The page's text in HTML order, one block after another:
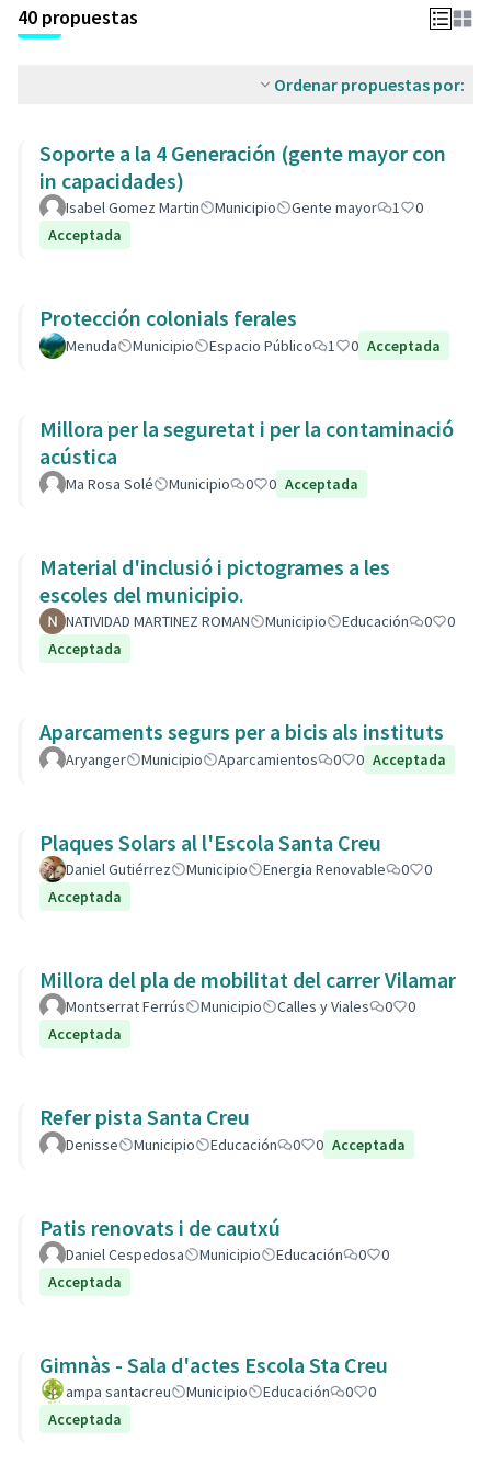
40 propuestas
Ordenar propuestas por:
Soporte a la 4 Generación (gente mayor con
in capacidades)
Isabel Gomez Martin Municipio Gente mayor 1
0
Acceptada
Protección colonials ferales
Menuda Municipio Espacio Público 1 0 Acceptada
Millora per la seguretat i per la contaminació
acústica
Ma Rosa Solé Municipio 0 0 Acceptada
Material d'inclusió i pictogrames a les
escoles del municipio.
NATIVIDAD MARTINEZ ROMAN Municipio Educación 0
0
Acceptada
Aparcaments segurs per a bicis als instituts
Aryanger Municipio Aparcamientos 0 0 Acceptada
Plaques Solars al l'Escola Santa Creu
Daniel Gutiérrez Municipio Energia Renovable 0
0
Acceptada
Millora del pla de mobilitat del carrer Vilamar
Montserrat Ferrús Municipio Calles y Viales 0
0
Acceptada
Refer pista Santa Creu
Denisse Municipio Educación 0 0 Acceptada
Patis renovats i de cautxú
Daniel Cespedosa Municipio Educación 0
0
Acceptada
Gimnàs - Sala d'actes Escola Sta Creu
ampa santacreu Municipio Educación 0
0
Acceptada